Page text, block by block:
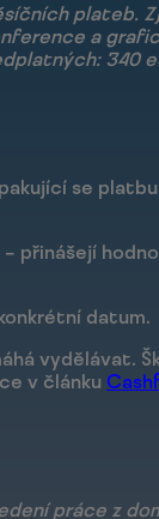
plateb.
a
340
se
přinášejí
datum.
vydělávat.
v článku
práce z